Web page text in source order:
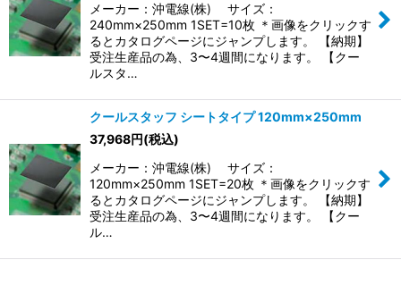
メーカー：沖電線(株) サイズ：
240mm×250mm 1SET=10枚 ＊画像をクリックす
るとカタログページにジャンプします。 【納期】
受注生産品の為、3〜4週間になります。 【クー
ルスタ…
クールスタッフ シートタイプ 120mm×250mm
37,968円(税込)
メーカー：沖電線(株) サイズ：
120mm×250mm 1SET=20枚 ＊画像をクリックす
るとカタログページにジャンプします。 【納期】
受注生産品の為、3〜4週間になります。 【クー
ル…